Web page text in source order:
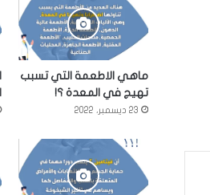
ماهي الاطعمة التي تسبب
تهيج في المعدة ؟!
23 ديسمبر، 2022